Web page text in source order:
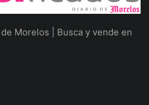
Morelos | Busca y vende en